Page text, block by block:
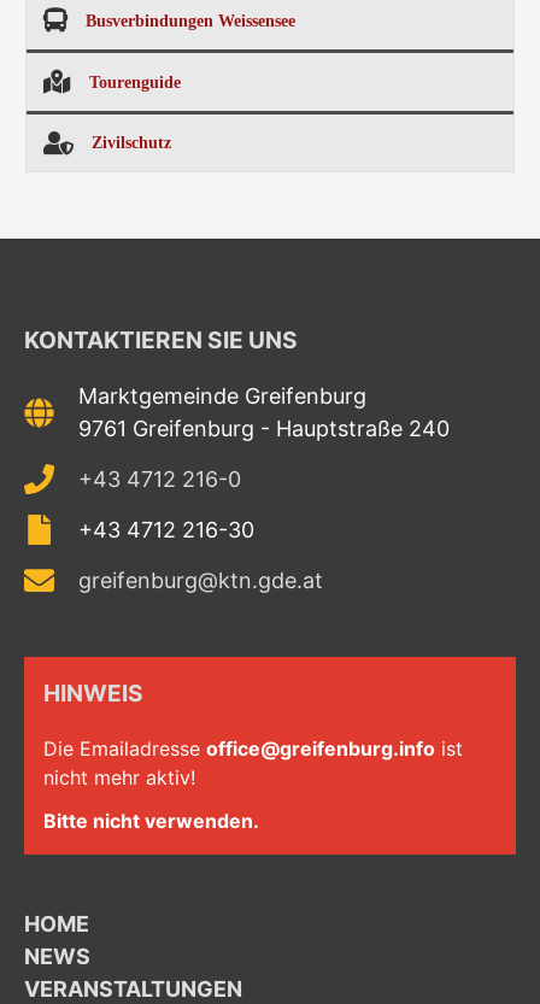
Busverbindungen Weissensee
Tourenguide
Zivilschutz
KONTAKTIEREN SIE UNS
Marktgemeinde Greifenburg
9761 Greifenburg - Hauptstraße 240
+43 4712 216-0
+43 4712 216-30
greifenburg@ktn.gde.at
HINWEIS
Die Emailadresse office@greifenburg.info ist
nicht mehr aktiv!
Bitte nicht verwenden.
HOME
NEWS
VERANSTALTUNGEN